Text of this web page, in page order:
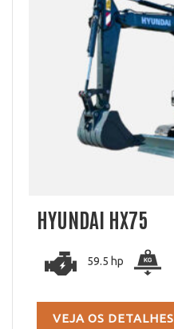
HYUNDAI HX75
59.5 hp
VEJA OS DETALHES